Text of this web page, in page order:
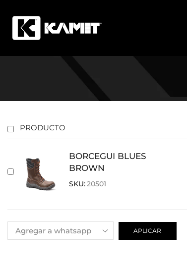
PRODUCTO
BORCEGUI BLUES
BROWN
SKU:20501
APLICAR